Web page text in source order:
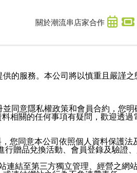
關於潮流串 店家合作
的服務。本公司將以慎重且嚴謹
同意隱私權政策和會員合約，您明
相關的任何事項有疑問，歡迎透過
您同意本公司依照個人資料保護法
贈品兌換活動、會員登錄及驗證
連結至第三方獨立管理、經營之網